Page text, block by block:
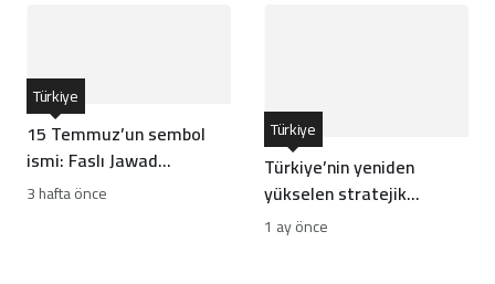
15 Temmuz’un sembol
ismi: Faslı Jawad
Merroun’un hikayesi
Türkiye
3 hafta önce
Türkiye’nin yeniden
yükselen stratejik
hamleleri İsrail’i rahatsız
ediyor
Türkiye
1 ay önce